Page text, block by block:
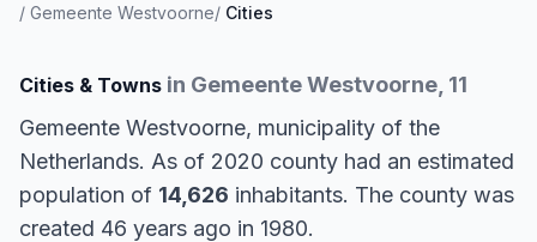
/ Gemeente Westvoorne/ Cities
Cities & Towns in Gemeente Westvoorne, 11
Gemeente Westvoorne, municipality of the
Netherlands. As of 2020 county had an estimated
population of 14,626 inhabitants. The county was
created 46 years ago in 1980.